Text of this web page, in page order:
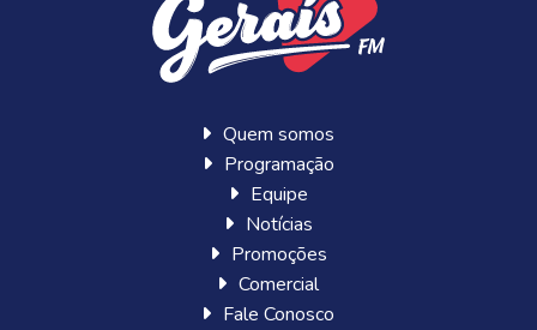
Quem somos
Programação
Equipe
Notícias
Promoções
Comercial
Fale Conosco